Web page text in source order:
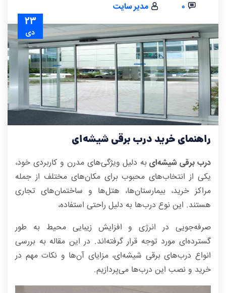
۰ مدیر سایت
۲۳
دی
راهنمای خرید درب برقی شیشه‌ای
درب‌ برقی شیشه‌ای به دلیل ویژگی‌های مدرن و کاربردی خود،
یکی از انتخاب‌های محبوب برای مکان‌های مختلف از جمله
مراکز خرید، بیمارستان‌ها، هتل‌ها و ساختمان‌های تجاری
هستند. این نوع درب‌ها به دلیل راحتی استفاده،
صرفه‌جویی در انرژی و افزایش زیبایی محیط به طور
گسترده‌ای مورد توجه قرار گرفته‌اند. در این مقاله به بررسی
انواع درب‌های برقی شیشه‌ای، مزایای آن‌ها و نکات مهم در
خرید و نصب این درب‌ها می‌پردازیم.